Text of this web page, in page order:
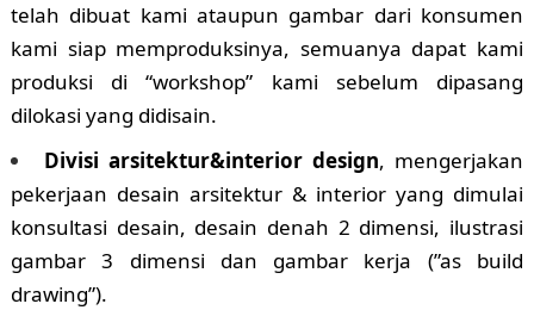
telah dibuat kami ataupun gambar dari konsumen
kami siap memproduksinya, semuanya dapat kami
produksi di “workshop” kami sebelum dipasang
dilokasi yang didisain.
Divisi arsitektur&interior design, mengerjakan
pekerjaan desain arsitektur & interior yang dimulai
konsultasi desain, desain denah 2 dimensi, ilustrasi
gambar 3 dimensi dan gambar kerja (”as build
drawing”).